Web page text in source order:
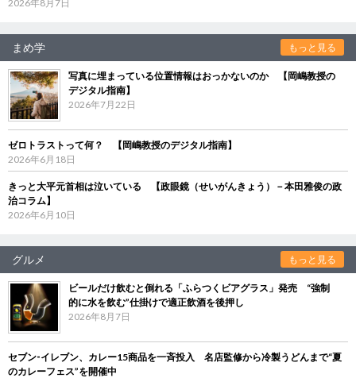
2026年8月7日
まめ学 もっと見る
写真に埋まっている位置情報はおっかないのか 【岡嶋教授の
デジタル指南】
2026年7月22日
ゼロトラストって何？ 【岡嶋教授のデジタル指南】
2026年6月18日
きっと大平元首相は泣いている 【政眼鏡（せいがんきょう）－本田雅俊の政
治コラム】
2026年6月10日
グルメ もっと見る
ビールだけ飲むと倒れる「ふらつくビアグラス」発売 “強制
的に水を飲む”仕掛けで適正飲酒を後押し
2026年8月7日
セブン‐イレブン、カレー15商品を一斉投入 名店監修から冷製うどんまで“夏
のカレーフェス”を開催中